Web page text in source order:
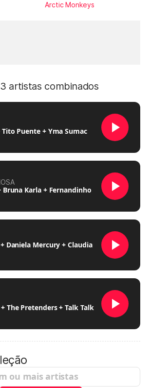
Arctic Monkeys
artistas combinados
Puente + Yma Sumac
Bruna Karla + Fernandinho
Daniela Mercury + Claudia
The Pretenders + Talk Talk